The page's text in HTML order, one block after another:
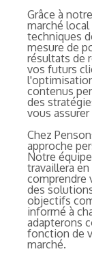
Grâce à
marché
techniques
mesure de
résultats de
vos futurs
contenus
des
vous
Chez
approche
Notre
travaillera
comprendre
des
objectifs
informé à
adapterons
fonction de
marché.